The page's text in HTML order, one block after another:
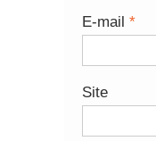
E-mail *
Site